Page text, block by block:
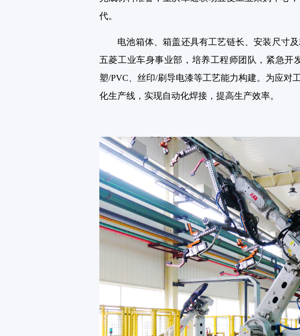
代。
电池箱体、箱盖还具有工艺链长、安装尺寸及
五菱工业车身事业部，培养工程师团队，紧急
塑/PVC、丝印/刷导电漆等工艺能力构建。为应对
化生产线，实现自动化焊接，提高生产效率。